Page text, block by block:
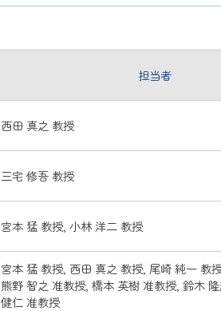
担当者
西田 真之 教授
三宅 修吾 教授
宮本 猛 教授, 小林 洋二 教授
宮本 猛 教授, 西田 真之 教授, 尾崎 純一 教
熊野 智之 准教授, 橋本 英樹 准教授, 鈴木
健仁 准教授